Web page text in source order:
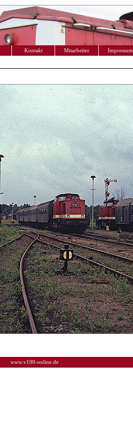
Kontakt Mitarbeiter Impressum
www.v100-online.de